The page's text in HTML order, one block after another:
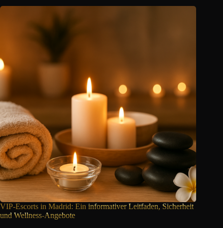
VIP-Escorts in Madrid: Ein informativer Leitfaden, Sicherheit
und Wellness-Angebote